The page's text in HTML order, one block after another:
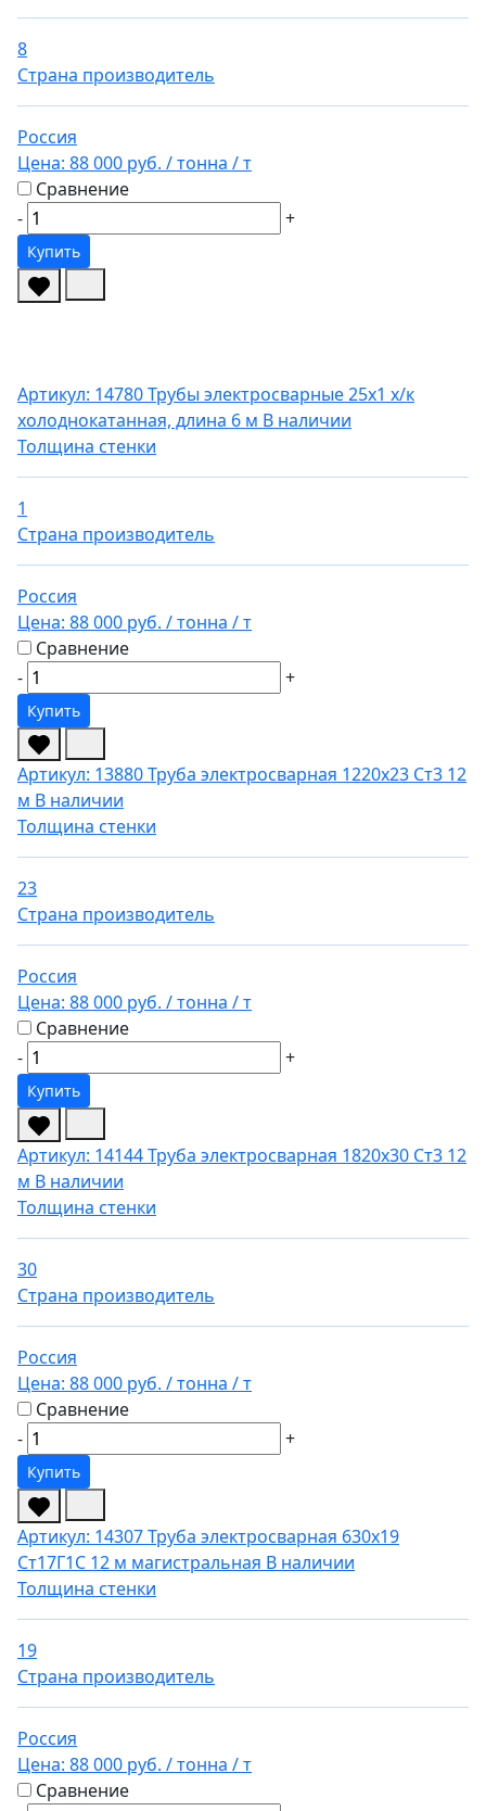
8
Страна производитель
Россия
Цена: 88 000 руб. / тонна / т
Сравнение
-
+
Купить
Артикул: 14780Трубы электросварные 25х1 х/к
холоднокатанная, длина 6 м В наличии
Толщина стенки
1
Страна производитель
Россия
Цена: 88 000 руб. / тонна / т
Сравнение
-
+
Купить
Артикул: 13880Труба электросварная 1220х23 Ст3 12
м В наличии
Толщина стенки
23
Страна производитель
Россия
Цена: 88 000 руб. / тонна / т
Сравнение
-
+
Купить
Артикул: 14144Труба электросварная 1820х30 Ст3 12
м В наличии
Толщина стенки
30
Страна производитель
Россия
Цена: 88 000 руб. / тонна / т
Сравнение
-
+
Купить
Артикул: 14307Труба электросварная 630х19
Ст17Г1С 12 м магистральная В наличии
Толщина стенки
19
Страна производитель
Россия
Цена: 88 000 руб. / тонна / т
Сравнение